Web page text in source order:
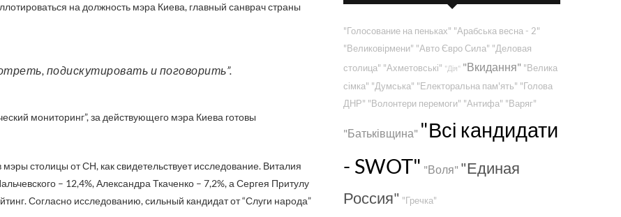
на должность мэра Киева, главный санврач страны
подискутировать и поговорить”.
мониторинг”, за действующего мэра Киева готовы
мэры столицы от СН, как свидетельствует исследование. Виталия
– 12,4%, Александра Ткаченко – 7,2%, а Сергея Притулу
Согласно исследованию, сильный кандидат от “Слуги народа”
"Голосование на пеньках" "Арабська весна - 2"
"Великовірмени" "Авто Євро Сила" "Деловая
столица" "Ахметовські" "Дія" "Вкидання" "Велика
сімка" "Думська" "Електоральна пам'ять" "Голова
ДНР" "Волонтери перемоги" "Антифа" "Варяг"
"Батьківщина" "Всі кандидати
- SWOT" "Воля" "Единая
Россия" "Гречка"